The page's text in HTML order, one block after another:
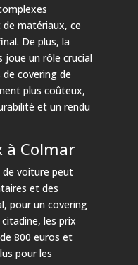
matériaux, ce
De plus, la
joue un rôle crucial
covering de
plus coûteux,
et un rendu
à Colmar
de voiture peut
et des
pour un covering
les prix
800 euros et
pour les